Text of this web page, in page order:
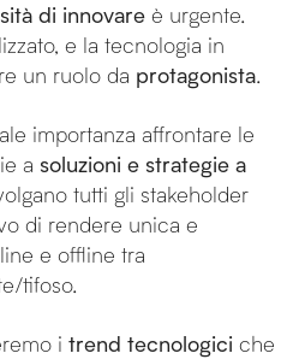
di innovareè urgente.
e la tecnologia in
un ruolo da protagonista.
importanza affrontare le
a soluzioni e strategie a
tutti gli stakeholder
di rendere unica e
e offline tra
tifoso.
i trend tecnologici che